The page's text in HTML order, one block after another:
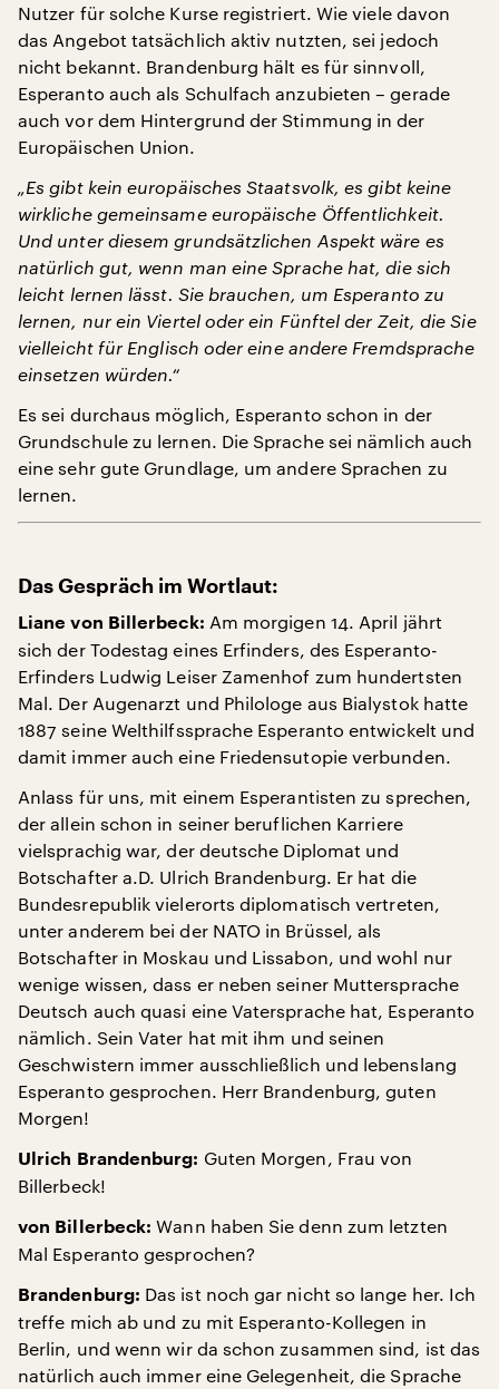
Nutzer für solche Kurse registriert. Wie viele davon
das Angebot tatsächlich aktiv nutzten, sei jedoch
nicht bekannt. Brandenburg hält es für sinnvoll,
Esperanto auch als Schulfach anzubieten – gerade
auch vor dem Hintergrund der Stimmung in der
Europäischen Union.
„Es gibt kein europäisches Staatsvolk, es gibt keine
wirkliche gemeinsame europäische Öffentlichkeit.
Und unter diesem grundsätzlichen Aspekt wäre es
natürlich gut, wenn man eine Sprache hat, die sich
leicht lernen lässt. Sie brauchen, um Esperanto zu
lernen, nur ein Viertel oder ein Fünftel der Zeit, die Sie
vielleicht für Englisch oder eine andere Fremdsprache
einsetzen würden.“
Es sei durchaus möglich, Esperanto schon in der
Grundschule zu lernen. Die Sprache sei nämlich auch
eine sehr gute Grundlage, um andere Sprachen zu
lernen.
Das Gespräch im Wortlaut:
Liane von Billerbeck: Am morgigen 14. April jährt
sich der Todestag eines Erfinders, des Esperanto-
Erfinders Ludwig Leiser Zamenhof zum hundertsten
Mal. Der Augenarzt und Philologe aus Bialystok hatte
1887 seine Welthilfssprache Esperanto entwickelt und
damit immer auch eine Friedensutopie verbunden.
Anlass für uns, mit einem Esperantisten zu sprechen,
der allein schon in seiner beruflichen Karriere
vielsprachig war, der deutsche Diplomat und
Botschafter a.D. Ulrich Brandenburg. Er hat die
Bundesrepublik vielerorts diplomatisch vertreten,
unter anderem bei der NATO in Brüssel, als
Botschafter in Moskau und Lissabon, und wohl nur
wenige wissen, dass er neben seiner Muttersprache
Deutsch auch quasi eine Vatersprache hat, Esperanto
nämlich. Sein Vater hat mit ihm und seinen
Geschwistern immer ausschließlich und lebenslang
Esperanto gesprochen. Herr Brandenburg, guten
Morgen!
Ulrich Brandenburg: Guten Morgen, Frau von
Billerbeck!
von Billerbeck: Wann haben Sie denn zum letzten
Mal Esperanto gesprochen?
Brandenburg: Das ist noch gar nicht so lange her. Ich
treffe mich ab und zu mit Esperanto-Kollegen in
Berlin, und wenn wir da schon zusammen sind, ist das
natürlich auch immer eine Gelegenheit, die Sprache